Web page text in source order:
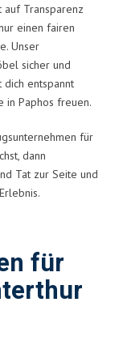
auf Transparenz
einen fairen
Unser
sicher und
dich entspannt
in Paphos freuen.
für
dann
Tat zur Seite und
für